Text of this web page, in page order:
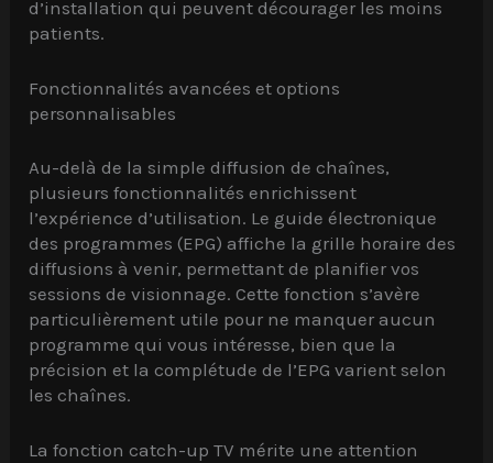
d’installation qui peuvent décourager les moins
patients.
Fonctionnalités avancées et options
personnalisables
Au-delà de la simple diffusion de chaînes,
plusieurs fonctionnalités enrichissent
l’expérience d’utilisation. Le guide électronique
des programmes (EPG) affiche la grille horaire des
diffusions à venir, permettant de planifier vos
sessions de visionnage. Cette fonction s’avère
particulièrement utile pour ne manquer aucun
programme qui vous intéresse, bien que la
précision et la complétude de l’EPG varient selon
les chaînes.
La fonction catch-up TV mérite une attention